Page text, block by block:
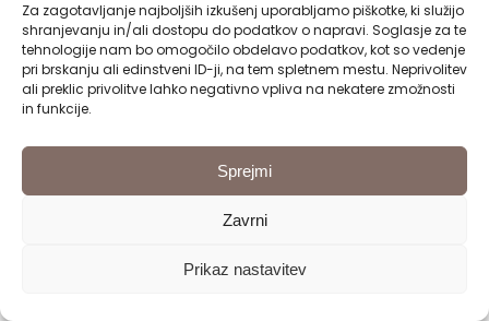
Za zagotavljanje najboljših izkušenj uporabljamo piškotke, ki služijo
shranjevanju in/ali dostopu do podatkov o napravi. Soglasje za te
tehnologije nam bo omogočilo obdelavo podatkov, kot so vedenje
pri brskanju ali edinstveni ID-ji, na tem spletnem mestu. Neprivolitev
ali preklic privolitve lahko negativno vpliva na nekatere zmožnosti
in funkcije.
Sprejmi
Zavrni
Prikaz nastavitev